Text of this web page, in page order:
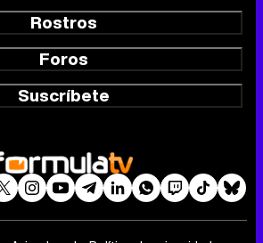
Rostros
Foros
Suscríbete